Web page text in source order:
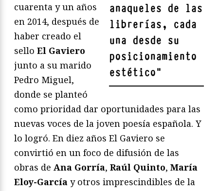
anaqueles de las
librerías, cada
una desde su
posicionamiento
estético"
cuarenta y un años
en 2014, después de
haber creado el
sello El Gaviero
junto a su marido
Pedro Miguel,
donde se planteó
como prioridad dar oportunidades para las
nuevas voces de la joven poesía española. Y
lo logró. En diez años El Gaviero se
convirtió en un foco de difusión de las
obras de Ana Gorría, Raúl Quinto, María
Eloy-García y otros imprescindibles de la